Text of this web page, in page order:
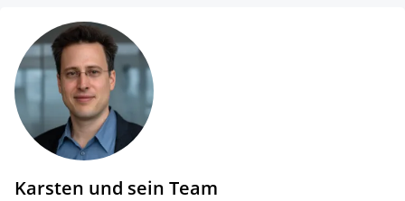
Karsten und sein Team